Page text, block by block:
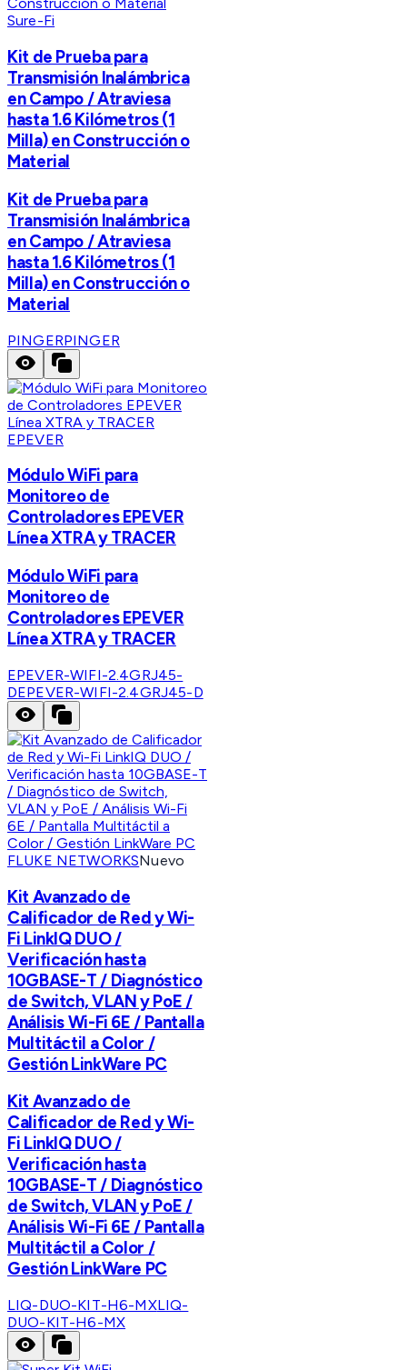
Sure-Fi
Kit de Prueba para
Transmisión Inalámbrica
en Campo / Atraviesa
hasta 1.6 Kilómetros (1
Milla) en Construcción o
Material
Kit de Prueba para
Transmisión Inalámbrica
en Campo / Atraviesa
hasta 1.6 Kilómetros (1
Milla) en Construcción o
Material
PINGERPINGER
EPEVER
Módulo WiFi para
Monitoreo de
Controladores EPEVER
Línea XTRA y TRACER
Módulo WiFi para
Monitoreo de
Controladores EPEVER
Línea XTRA y TRACER
EPEVER-WIFI-2.4GRJ45-
DEPEVER-WIFI-2.4GRJ45-D
FLUKE NETWORKSNuevo
Kit Avanzado de
Calificador de Red y Wi-
Fi LinkIQ DUO /
Verificación hasta
10GBASE-T / Diagnóstico
de Switch, VLAN y PoE /
Análisis Wi-Fi 6E / Pantalla
Multitáctil a Color /
Gestión LinkWare PC
Kit Avanzado de
Calificador de Red y Wi-
Fi LinkIQ DUO /
Verificación hasta
10GBASE-T / Diagnóstico
de Switch, VLAN y PoE /
Análisis Wi-Fi 6E / Pantalla
Multitáctil a Color /
Gestión LinkWare PC
LIQ-DUO-KIT-H6-MXLIQ-
DUO-KIT-H6-MX